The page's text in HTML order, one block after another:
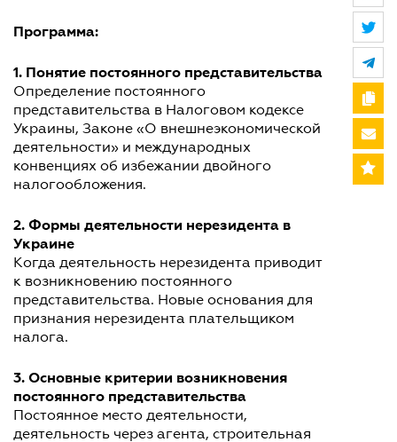
Программа:
1. Понятие постоянного представительства
Определение постоянного
представительства в Налоговом кодексе
Украины, Законе «О внешнеэкономической
деятельности» и международных
конвенциях об избежании двойного
налогообложения.
2. Формы деятельности нерезидента в
Украине
Когда деятельность нерезидента приводит
к возникновению постоянного
представительства. Новые основания для
признания нерезидента плательщиком
налога.
3. Основные критерии возникновения
постоянного представительства
Постоянное место деятельности,
деятельность через агента, строительная